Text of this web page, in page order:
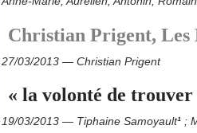
Christian Prigent, Les
27/03/2013 — Christian Prigent
« la volonté de
19/03/2013 — Tiphaine Samoyault¹ ;